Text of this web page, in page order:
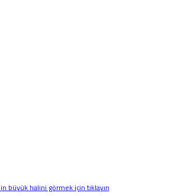
büyük halini görmek için tıklayın